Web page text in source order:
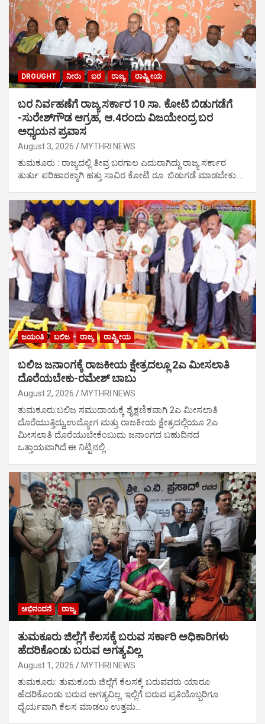
DROUGHT ನೀರು ಬರ ರಾಜ್ಯ ರಾಷ್ಟ್ರೀಯ
ಬರ ನಿರ್ವಹಣೆಗೆ ರಾಜ್ಯ ಸರ್ಕಾರ 10 ಸಾ. ಕೋಟಿ ಬಿಡುಗಡೆಗೆ
-ಸುರೇಶ್‍ಗೌಡ ಆಗ್ರಹ, ಆ.4ರಂದು ವಿಜಯೇಂದ್ರ ಬರ
ಅಧ್ಯಯನ ಪ್ರವಾಸ
August 3, 2026 MYTHRI NEWS
ತುಮಕೂರು : ರಾಜ್ಯದಲ್ಲಿ ತೀವ್ರ ಬರಗಾಲ ಎದುರಾಗಿದ್ದು ರಾಜ್ಯ ಸರ್ಕಾರ
ತುರ್ತು ಪರಿಹಾರಕ್ಕಾಗಿ ಹತ್ತು ಸಾವಿರ ಕೋಟಿ ರೂ. ಬಿಡುಗಡೆ ಮಾಡಬೇಕು.…
ಜಯಂತಿ ಬಲಿಜ ರಾಜ್ಯ ರಾಷ್ಟ್ರೀಯ
ಬಲಿಜ ಜನಾಂಗಕ್ಕೆ ರಾಜಕೀಯ ಕ್ಷೇತ್ರದಲ್ಲೂ 2ಎ ಮೀಸಲಾತಿ
ದೊರೆಯಬೇಕು-ರಮೇಶ್ ಬಾಬು
August 2, 2026 MYTHRI NEWS
ತುಮಕೂರು:ಬಲಿಜ ಸಮುದಾಯಕ್ಕೆ ಶೈಕ್ಷಣಿಕವಾಗಿ 2ಎ ಮೀಸಲಾತಿ
ದೊರೆಯುತ್ತಿದ್ದು,ಉದ್ಯೋಗ ಮತ್ತು ರಾಜಕೀಯ ಕ್ಷೇತ್ರದಲ್ಲಿಯೂ 2ಎ
ಮೀಸಲಾತಿ ದೊರೆಯುಬೇಕೆಂಬುದು ಜನಾಂಗದ ಬಹುದಿನದ
ಒತ್ತಾಯವಾಗಿದೆ.ಈ ನಿಟ್ಟಿನಲ್ಲಿ…
ಅಭಿನಂದನೆ ರಾಜ್ಯ
ತುಮಕೂರು ಜಿಲ್ಲೆಗೆ ಕೆಲಸಕ್ಕೆ ಬರುವ ಸರ್ಕಾರಿ ಅಧಿಕಾರಿಗಳು
ಹೆದರಿಕೊಂಡು ಬರುವ ಅಗತ್ಯವಿಲ್ಲ
August 1, 2026 MYTHRI NEWS
ತುಮಕೂರು: ತುಮಕೂರು ಜಿಲ್ಲೆಗೆ ಕೆಲಸಕ್ಕೆ ಬರುವವರು ಯಾರೂ
ಹೆದರಿಕೊಂಡು ಬರುವ ಅಗತ್ಯವಿಲ್ಲ. ಇಲ್ಲಿಗೆ ಬರುವ ಪ್ರತಿಯೊಬ್ಬರಿಗೂ
ಧೈರ್ಯವಾಗಿ ಕೆಲಸ ಮಾಡಲು ಉತ್ತಮ…